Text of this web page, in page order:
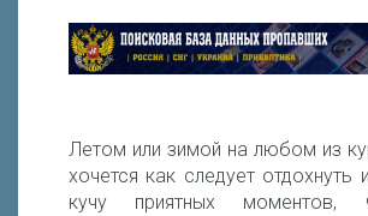
Летом или зимой на любом из
хочется как следует отдохнуть
кучу приятных моментов,